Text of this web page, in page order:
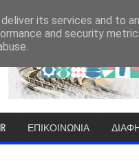
ΕΠΙΚΟΙΝΩΝΙΑ
its services and to
and security